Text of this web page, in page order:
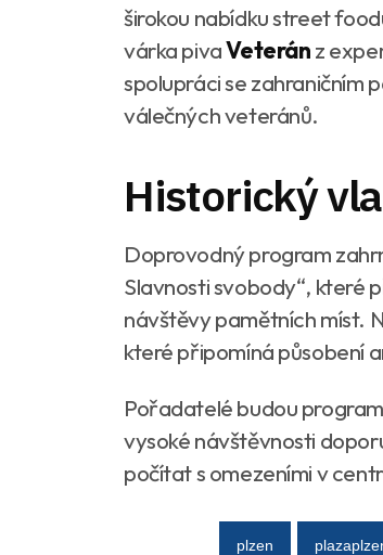
širokou nabídku street
várka pivaVeteránz
spolupráci se zahraničním
válečných veteránů.
Historický
Doprovodný program
Slavnosti svobody“, které
návštěvy pamětních míst.
které připomíná působení
Pořadatelé budou
vysoké návštěvnosti
počítat s omezeními v
plzen